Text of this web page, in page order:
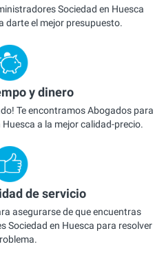
Sociedad en Huesca
darte el mejor presupuesto.
y dinero
Te encontramos Abogados para
a la mejor calidad-precio.
de servicio
asegurarse de que encuentras
Sociedad en Huesca para resolver